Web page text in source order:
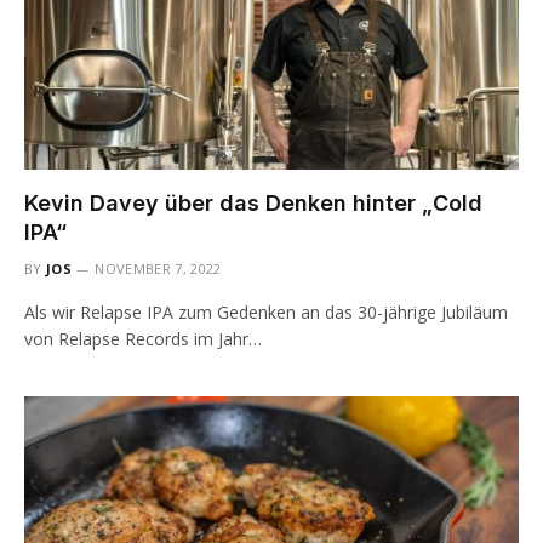
Kevin Davey über das Denken hinter „Cold
IPA“
BY JOS NOVEMBER 7, 2022
Als wir Relapse IPA zum Gedenken an das 30-jährige Jubiläum
von Relapse Records im Jahr…